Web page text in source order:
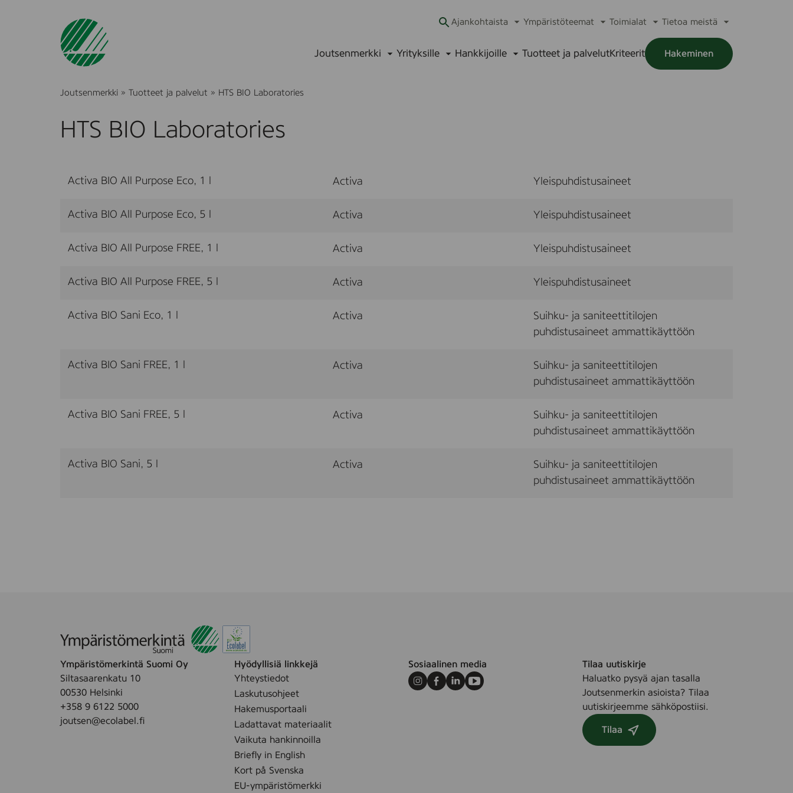
Ajankohtaista Ympäristöteemat Toimialat
alavalikko
Tietoa meistä
alavalikko
Joutsenmerkki Yrityksille Hankkijoille Tuotteet ja palvelutKriteerit Hakeminen
Joutsenmerkki » Tuotteet ja palvelut » HTS BIO Laboratories
HTS BIO Laboratories
Activa BIO All Purpose Eco, 1 l Activa Yleispuhdistusaineet
Activa BIO All Purpose Eco, 5 l Activa Yleispuhdistusaineet
Activa BIO All Purpose FREE, 1 l Activa Yleispuhdistusaineet
Activa BIO All Purpose FREE, 5 l Activa Yleispuhdistusaineet
Activa BIO Sani Eco, 1 l Activa
Suihku- ja saniteettitilojen
puhdistusaineet ammattikäyttöön
Activa BIO Sani FREE, 1 l Activa
Suihku- ja saniteettitilojen
puhdistusaineet ammattikäyttöön
Activa BIO Sani FREE, 5 l Activa
Suihku- ja saniteettitilojen
puhdistusaineet ammattikäyttöön
Activa BIO Sani, 5 l Activa
Suihku- ja saniteettitilojen
puhdistusaineet ammattikäyttöön
Ympäristömerkintä Suomi Oy
Siltasaarenkatu 10
00530 Helsinki
+358 9 6122 5000
joutsen@ecolabel.fi
Hyödyllisiä linkkejä
Yhteystiedot
Laskutusohjeet
Hakemusportaali
Ladattavat materiaalit
Vaikuta hankinnoilla
Briefly in English
Kort på Svenska
EU-ympäristömerkki
Sosiaalinen media
Instagram
Facebook
LinkedInYoutube
Tilaa uutiskirje
Haluatko pysyä ajan tasalla
Joutsenmerkin asioista? Tilaa
uutiskirjeemme sähköpostiisi.
Tilaa